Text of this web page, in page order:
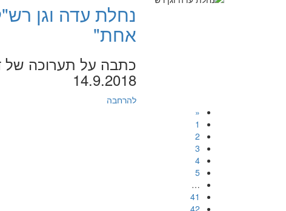
נחלת עדה וגן
אחת"
14.9.2018
להרחבה
«
1
2
3
4
5
…
41
42